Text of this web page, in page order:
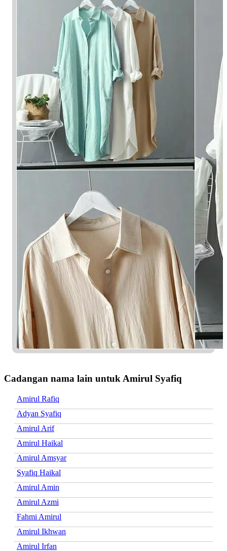
Cadangan nama lain untuk Amirul Syafiq
Amirul Rafiq
Adyan Syafiq
Amirul Arif
Amirul Haikal
Amirul Amsyar
Syafiq Haikal
Amirul Amin
Amirul Azmi
Fahmi Amirul
Amirul Ikhwan
Amirul Irfan